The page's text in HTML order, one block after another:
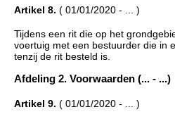
Artikel 8. ( 01/01/2020 - ... )
Tijdens een rit die op het
voertuig met een bestuurder die in
tenzij de rit besteld is.
Afdeling 2. Voorwaarden (... - ...)
Artikel 9. ( 01/01/2020 - ... )